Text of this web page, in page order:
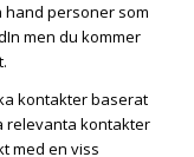
hand personer som
men du kommer
kontakter baserat
relevanta kontakter
med en viss